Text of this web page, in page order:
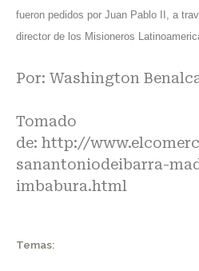
fueron pedidos por Juan Pablo II, a
director de los Misioneros
Por: Washington
Tomado
de: http://
sanantoniodeibarra-
imbabura.html
Temas: